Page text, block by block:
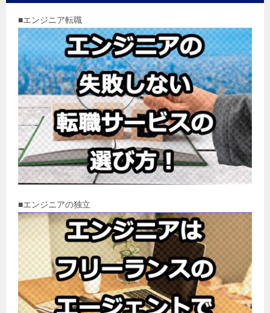
■エンジニア転職
■エンジニアの独立